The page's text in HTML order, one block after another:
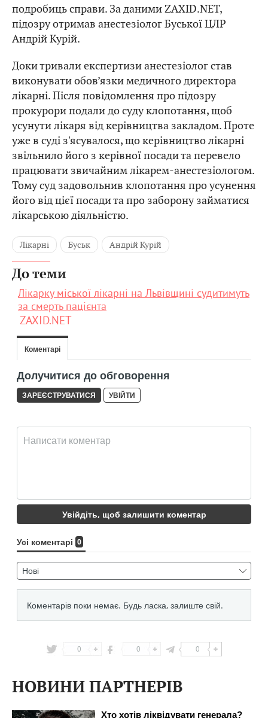
подробиць справи. За даними ZAXID.NET,
підозру отримав анестезіолог Буської ЦЛР
Андрій Курій.
Доки тривали експертизи анестезіолог став
виконувати обов’язки медичного директора
лікарні. Після повідомлення про підозру
прокурори подали до суду клопотання, щоб
усунути лікаря від керівництва закладом. Проте
уже в суді з'ясувалося, що керівництво лікарні
звільнило його з керівної посади та перевело
працювати звичайним лікарем-анестезіологом.
Тому суд задовольнив клопотання про усунення
його від цієї посади та про заборону займатися
лікарською діяльністю.
Лікарні Буськ Андрій Курій
До теми
Лікарку міської лікарні на Львівщині судитимуть
за смерть пацієнта
ZAXID.NET
0 0 0
НОВИНИ ПАРТНЕРІВ